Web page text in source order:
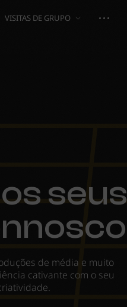
VISITAS DE GRUPO
seus
de média e muito
cativante com o seu